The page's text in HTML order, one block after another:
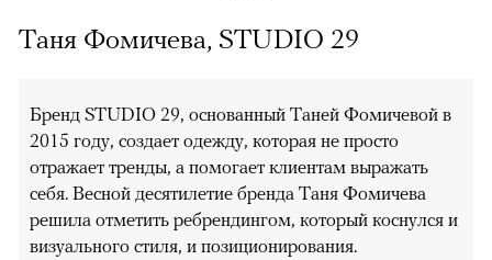
Таня Фомичева, STUDIO 29
Бренд STUDIO 29, основанный Таней Фомичевой в
2015 году, создает одежду, которая не просто
отражает тренды, а помогает клиентам выражать
себя. Весной десятилетие бренда Таня Фомичева
решила отметить ребрендингом, который коснулся и
визуального стиля, и позиционирования.